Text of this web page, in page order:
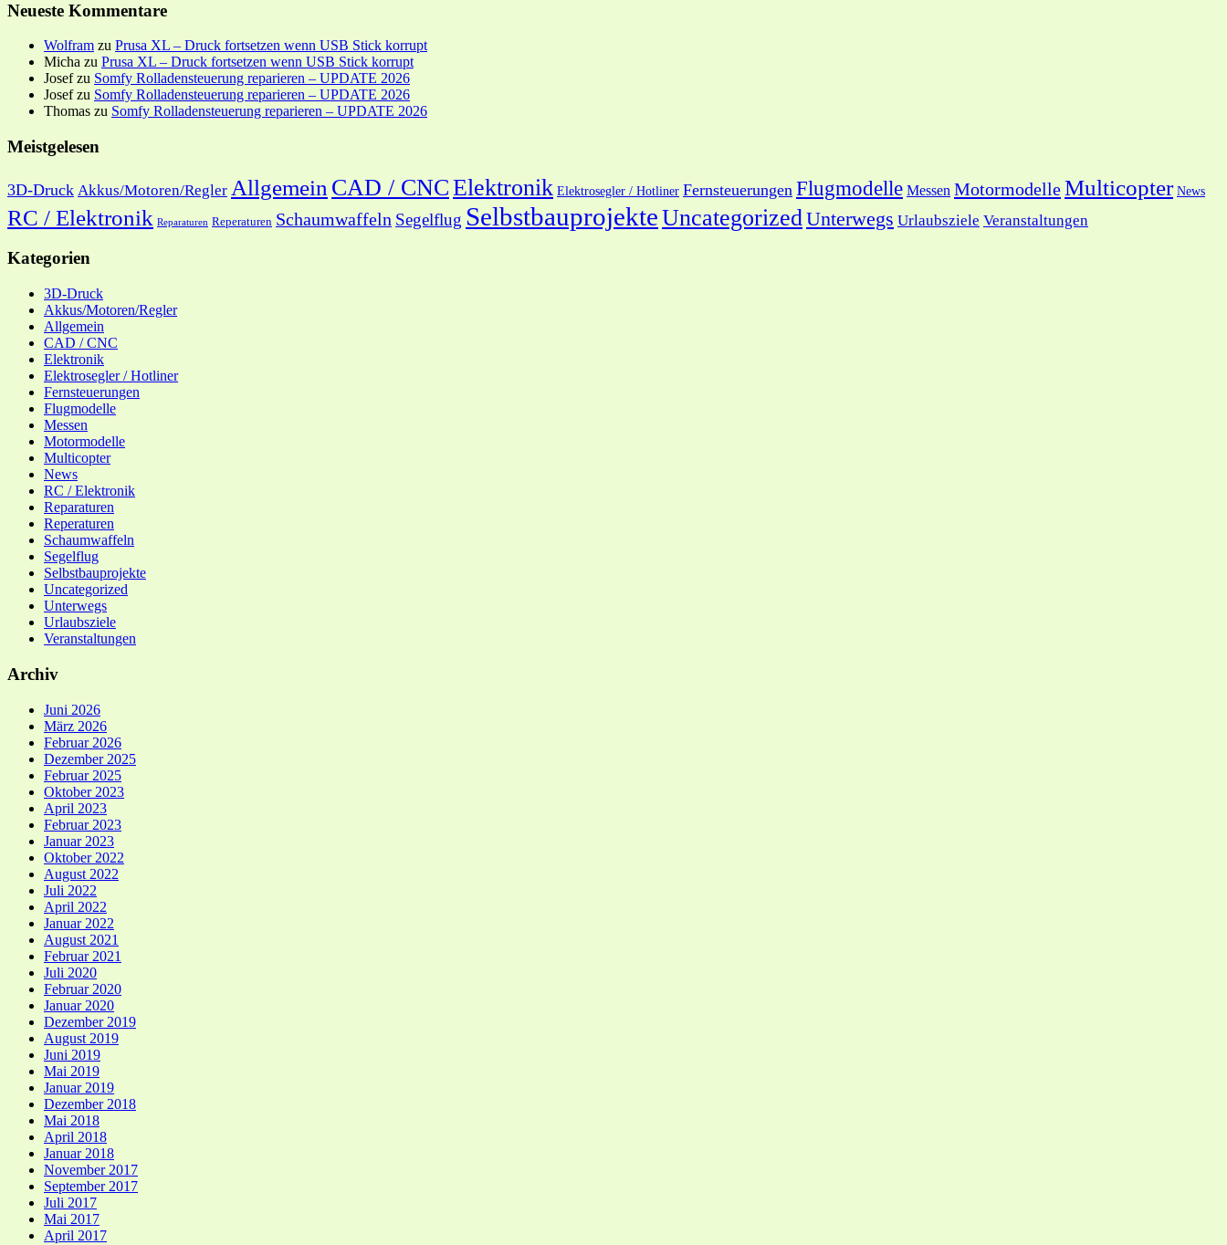
Neueste Kommentare
Wolfram zu Prusa XL – Druck fortsetzen wenn USB Stick korrupt
Micha zu Prusa XL – Druck fortsetzen wenn USB Stick korrupt
Josefzu Somfy Rolladensteuerung reparieren – UPDATE 2026
Josefzu Somfy Rolladensteuerung reparieren – UPDATE 2026
Thomas zu Somfy Rolladensteuerung reparieren – UPDATE 2026
Meistgelesen
3D-Druck Akkus/Motoren/Regler Allgemein CAD / CNCElektronik Elektrosegler / Hotliner Fernsteuerungen Flugmodelle Messen MotormodelleMulticopter News
RC / Elektronik Reparaturen Reperaturen Schaumwaffeln Segelflug SelbstbauprojekteUncategorized Unterwegs Urlaubsziele Veranstaltungen
Kategorien
3D-Druck
Akkus/Motoren/Regler
Allgemein
CAD / CNC
Elektronik
Elektrosegler / Hotliner
Fernsteuerungen
Flugmodelle
Messen
Motormodelle
Multicopter
News
RC / Elektronik
Reparaturen
Reperaturen
Schaumwaffeln
Segelflug
Selbstbauprojekte
Uncategorized
Unterwegs
Urlaubsziele
Veranstaltungen
Archiv
Juni 2026
März 2026
Februar 2026
Dezember 2025
Februar 2025
Oktober 2023
April 2023
Februar 2023
Januar 2023
Oktober 2022
August 2022
Juli 2022
April 2022
Januar 2022
August 2021
Februar 2021
Juli 2020
Februar 2020
Januar 2020
Dezember 2019
August 2019
Juni 2019
Mai 2019
Januar 2019
Dezember 2018
Mai 2018
April 2018
Januar 2018
November 2017
September 2017
Juli 2017
Mai 2017
April 2017